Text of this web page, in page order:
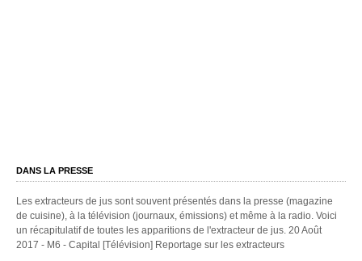
DANS LA PRESSE
Les extracteurs de jus sont souvent présentés dans la presse (magazine
de cuisine), à la télévision (journaux, émissions) et même à la radio. Voici
un récapitulatif de toutes les apparitions de l'extracteur de jus. 20 Août
2017 - M6 - Capital [Télévision] Reportage sur les extracteurs